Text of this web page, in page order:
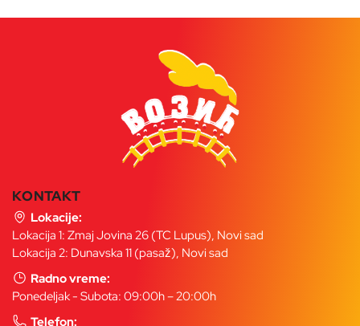
KONTAKT
Lokacije:
Lokacija 1: Zmaj Jovina 26 (TC Lupus), Novi sad
Lokacija 2: Dunavska 11 (pasaž), Novi sad
Radno vreme:
Ponedeljak - Subota: 09:00h – 20:00h
Telefon: